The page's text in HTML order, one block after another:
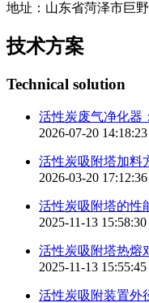
地址：山东省菏泽市巨
技术方案
Technical solution
活性炭废气净化器
2026-07-20 14:18:23
活性炭吸附塔加料
2026-03-20 17:12:36
活性炭吸附塔的性
2025-11-13 15:58:30
活性炭吸附塔热熔
2025-11-13 15:55:45
活性炭吸附装置外